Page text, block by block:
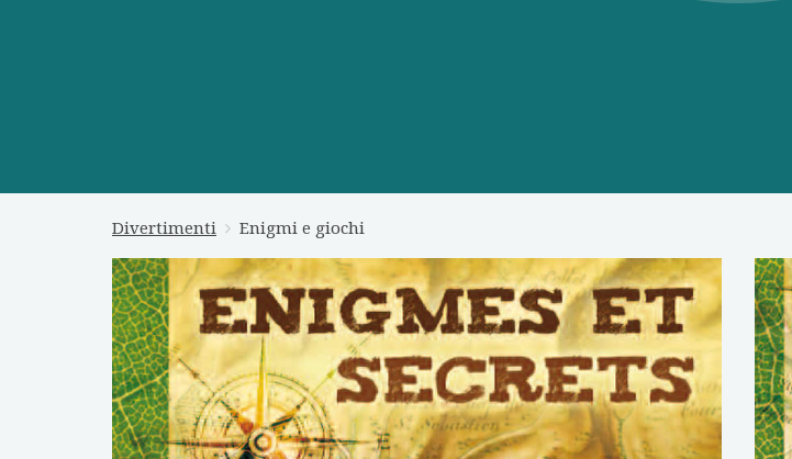
Divertimenti Enigmi e giochi